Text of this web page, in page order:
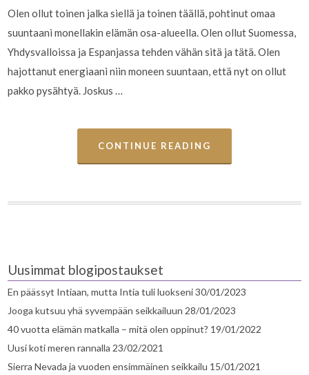
Olen ollut toinen jalka siellä ja toinen täällä, pohtinut omaa
suuntaani monellakin elämän osa-alueella. Olen ollut Suomessa,
Yhdysvalloissa ja Espanjassa tehden vähän sitä ja tätä. Olen
hajottanut energiaani niin moneen suuntaan, että nyt on ollut
pakko pysähtyä. Joskus …
CONTINUE READING
Uusimmat blogipostaukset
En päässyt Intiaan, mutta Intia tuli luokseni30/01/2023
Jooga kutsuu yhä syvempään seikkailuun 28/01/2023
40 vuotta elämän matkalla – mitä olen oppinut? 19/01/2022
Uusi koti meren rannalla 23/02/2021
Sierra Nevada ja vuoden ensimmäinen seikkailu 15/01/2021